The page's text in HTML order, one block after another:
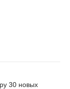
30 новых